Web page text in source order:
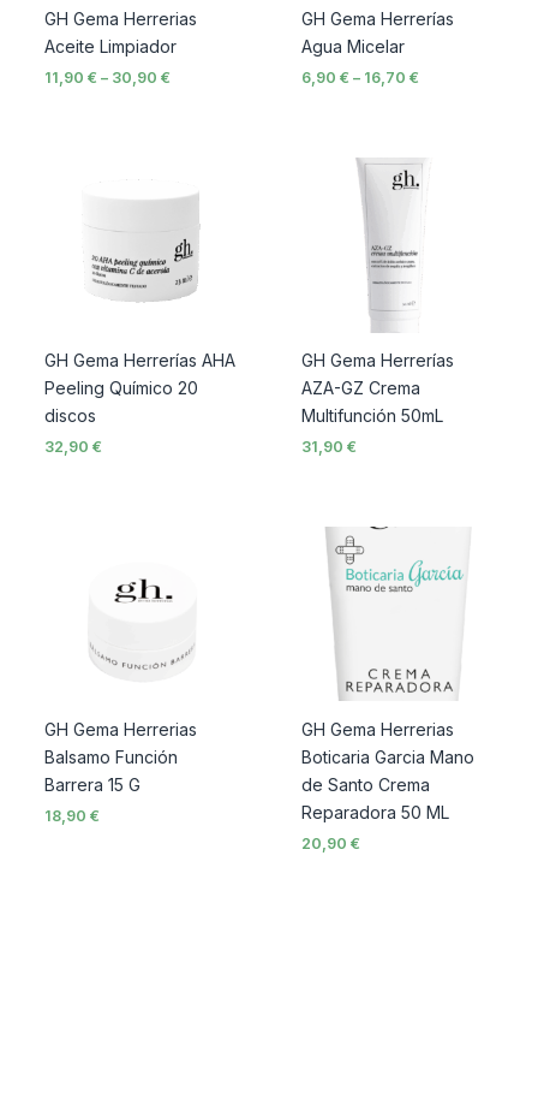
GH Gema Herrerias
Aceite Limpiador
11,90 € – 30,90 €
GH Gema Herrerías
Agua Micelar
6,90 € – 16,70 €
GH Gema Herrerías AHA
Peeling Químico 20
discos
32,90 €
GH Gema Herrerías
AZA-GZ Crema
Multifunción 50mL
31,90 €
GH Gema Herrerias
Balsamo Función
Barrera 15 G
18,90 €
GH Gema Herrerias
Boticaria Garcia Mano
de Santo Crema
Reparadora 50 ML
20,90 €